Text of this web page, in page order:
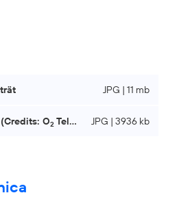
JPG | 11 mb
O2 Telefónica) JPG | 3936 kb